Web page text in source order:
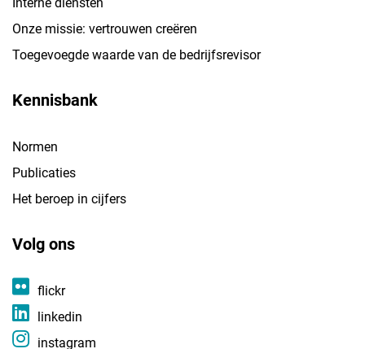
Onze missie: vertrouwen creëren
Toegevoegde waarde van de bedrijfsrevisor
Kennisbank
Normen
Publicaties
Het beroep in cijfers
Volg ons
flickr
linkedin
instagram